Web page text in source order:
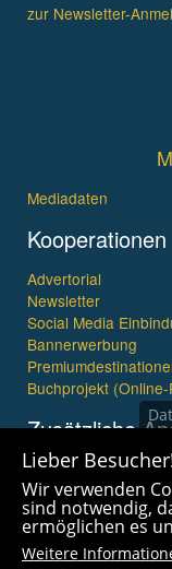
zur Newsletter-
Mediadaten
Advertorial
Newsletter
Social Media
Bannerwerbung
Buchprojekt
Zusätzliche
Imagefilme und mehr
360° x 360°
Lieber
Wir verwenden
sind notwendig,
ermöglichen es
Weitere